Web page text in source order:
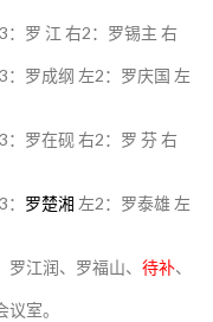
罗 江 右2：罗锡主 右
罗成纲 左2：罗庆国 左
罗在砚 右2：罗 芬 右
罗楚湘 左2：罗泰雄 左
罗江润、罗福山、 待补、
室。